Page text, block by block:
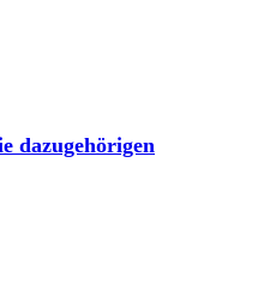
dazugehörigen